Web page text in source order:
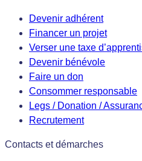
Devenir adhérent
Financer un projet
Verser une taxe
Devenir bénévole
Faire un don
Consommer responsable
Legs / Donation /
Recrutement
Contacts et démarches